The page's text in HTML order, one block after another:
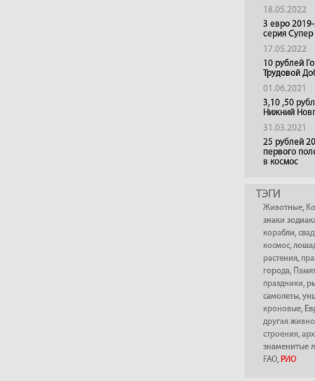
18.05.2022
3 евро
серия
17.05.2022
10 рублей
Трудовой
01.06.2021
3,10 ,50
Нижний
31.03.2021
25 рублей
первого
в космос
ТЭГИ
Животные,
знаки
корабли,
космос,
растения,
города,
праздники,
самолеты,
кроновые,
другая
строения,
знаменитые
FAO, РИО